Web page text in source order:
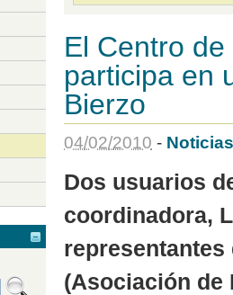
El Centro
participa en
Bierzo
04/02/2010 - Noticias
Dos usuarios
coordinadora,
representantes
(Asociación de